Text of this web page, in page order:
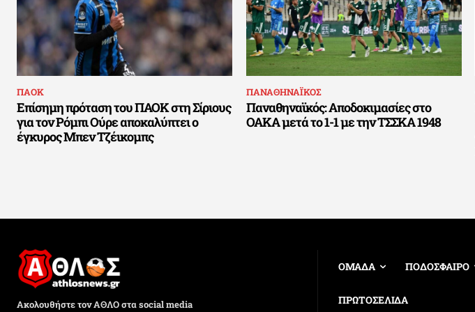
ΠΑΟΚ
Επίσημη πρόταση του ΠΑΟΚ στη Σίριους
για τον Ρόμπι Ούρε αποκαλύπτει ο
έγκυρος Μπεν Τζέικομπς
ΠΑΝΑΘΗΝΑΪΚΟΣ
Παναθηναϊκός: Αποδοκιμασίες στο
ΟΑΚΑ μετά το 1-1 με την ΤΣΣΚΑ 1948
Ακολουθήστε τον ΑΘΛΟ στα social media
ΟΜΑΔΑ ΠΟΔΟΣΦΑΙΡΟ
ΠΡΩΤΟΣΕΛΙΔΑ